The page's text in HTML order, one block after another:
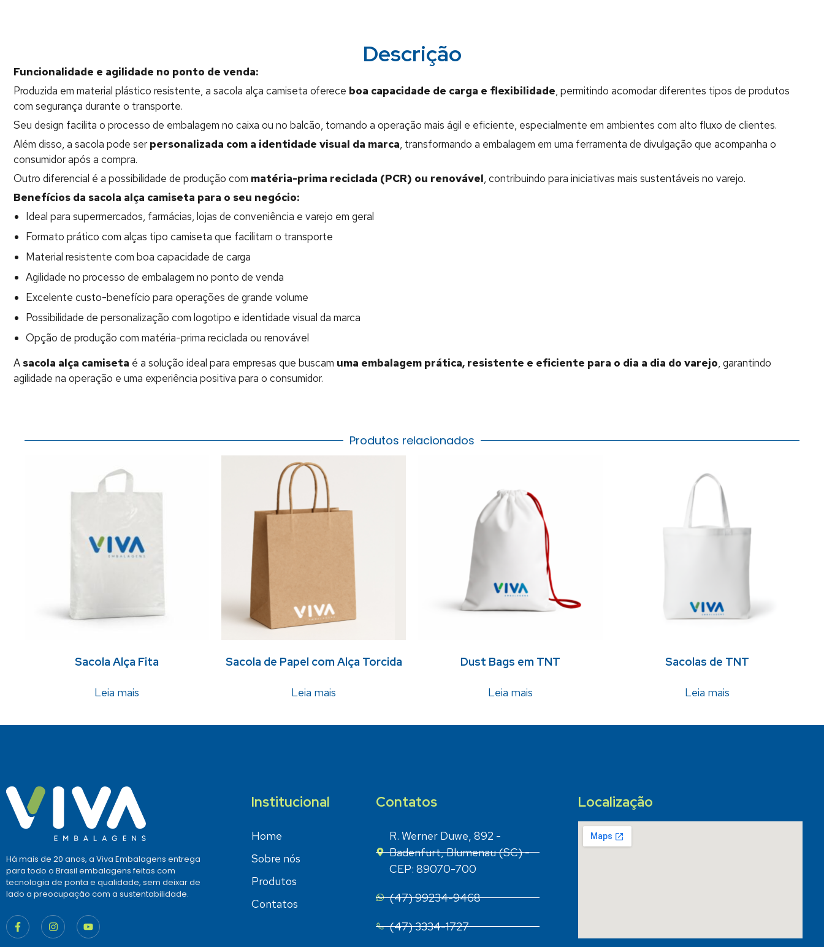
Descrição
Funcionalidade e agilidade no ponto de venda:
Produzida em material plástico resistente, a sacola alça camiseta oferece boa capacidade de carga e flexibilidade, permitindo acomodar diferentes tipos de produtos
com segurança durante o transporte.
Seu design facilita o processo de embalagem no caixa ou no balcão, tornando a operação mais ágil e eficiente, especialmente em ambientes com alto fluxo de clientes.
Além disso, a sacola pode serpersonalizada com a identidade visual da marca, transformando a embalagem em uma ferramenta de divulgação que acompanha o
consumidor após a compra.
Outro diferencial é a possibilidade de produção com matéria-prima reciclada (PCR) ou renovável, contribuindo para iniciativas mais sustentáveis no varejo.
Benefícios da sacola alça camiseta para o seu negócio:
Ideal para supermercados, farmácias, lojas de conveniência e varejo em geral
Formato prático com alças tipo camiseta que facilitam o transporte
Material resistente com boa capacidade de carga
Agilidade no processo de embalagem no ponto de venda
Excelente custo-benefício para operações de grande volume
Possibilidade de personalização com logotipo e identidade visual da marca
Opção de produção com matéria-prima reciclada ou renovável
A sacola alça camiseta é a solução ideal para empresas que buscam uma embalagem prática, resistente e eficiente para o dia a dia do varejo, garantindo
agilidade na operação e uma experiência positiva para o consumidor.
Produtos relacionados
Sacola Alça Fita
Leia mais
Sacola de Papel com Alça Torcida
Leia mais
Dust Bags em TNT
Leia mais
Sacolas de TNT
Leia mais
Há mais de 20 anos, a Viva Embalagens entrega
para todo o Brasil embalagens feitas com
tecnologia de ponta e qualidade, sem deixar de
lado a preocupação com a sustentabilidade.
Institucional
Home
Sobre nós
Produtos
Contatos
Contatos
R. Werner Duwe, 892 -
Badenfurt, Blumenau (SC) -
CEP: 89070-700
(47) 99234-9468
(47) 3334-1727
Localização